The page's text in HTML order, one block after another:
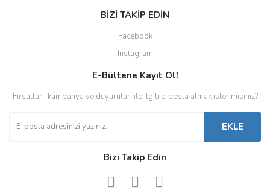
BİZİ TAKİP EDİN
Facebook
Instagram
E-Bültene Kayıt Ol!
Fırsatları, kampanya ve duyuruları ile ilgili e-posta almak ister misiniz?
EKLE
Bizi Takip Edin